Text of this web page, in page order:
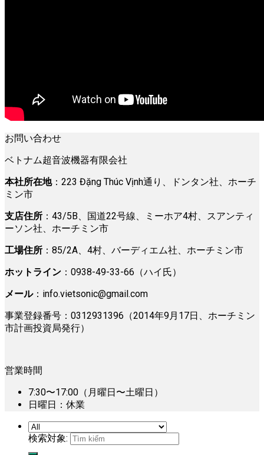
お問い合わせ
ベトナム超音波機器有限会社
本社所在地：223 Đặng Thúc Vịnh通り、ドンタン社、ホーチ
ミン市
支店住所 ：43/5B、国道22号線、ミーホア4村、スアンティ
ーソン社、ホーチミン市
工場住所 ：85/2A、4村、バーディエム社、ホーチミン市
ホットライン ：0938-49-33-66（ハイ氏）
メール： info.vietsonic@gmail.com
事業登録番号：0312931396（2014年9月17日、ホーチミン
市計画投資局発行）
営業時間
7:30〜17:00（月曜日〜土曜日）
日曜日：休業
検索対象: